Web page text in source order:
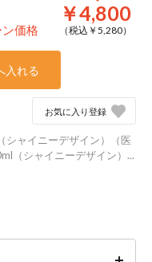
価格
￥4,800
（税込￥ 5,280）
入れる
お気に入り登録
シャイニーデザイン）（医
（シャイニーデザイン）...